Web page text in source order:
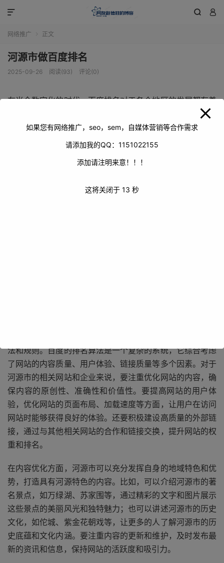
 

网络推广 正文
河源市做百度排名
2025-09-26 阅读(93) 评论(0)
在当今数字化的时代，百度排名对于各个地区的发展都有着
至关重要的意义。以河源市为例，积极做好百度排名工作，
能够极大地提升河源市在网络世界的知名度和影响力，为城
市的发展带来诸多积极的变化。
法和规则。百度的排名算法是一个复杂的系统，它综合考虑
了网站的内容质量、用户体验、链接质量等多个因素。对于
河源市的相关网站和企业来说，要注重优化网站的内容，确
保内容的原创性、准确性和价值性。要提高网站的用户体
验，优化网站的页面布局、加载速度等方面，让用户在访问
网站时能够获得良好的体验。还要积极建设高质量的外部链
接，通过与其他相关网站的合作和链接交换，提升网站的权
重和排名。
在内容优化方面，河源市可以充分发挥自身的地域特色和优
势，打造具有河源特色的内容。比如，可以介绍河源市的著
名景点，如万绿湖、苏家围等，通过精彩的文字和图片展示
这些景点的美丽风光和独特魅力；也可以讲述河源市的历史
文化，如佗城、紫金花朝戏等，让更多的人了解河源市的历
史底蕴和文化内涵。要注重内容的更新和维护，及时发布最
新的资讯和信息，保持网站的活跃度和吸引力。
如果您有网络推广，seo，sem，自媒体营销等合作需求
请添加我的QQ：1151022155
添加请注明来意！！！
这将关闭于 13 秒